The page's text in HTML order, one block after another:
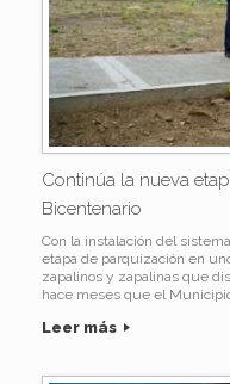
Continúa la nueva
Bicentenario
Con la instalación del
etapa de parquización en
zapalinos y zapalinas que
hace meses que el
Leer más